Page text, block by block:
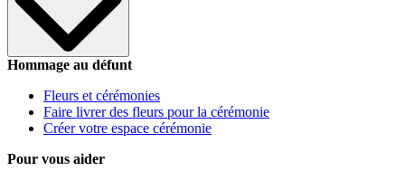
Hommage au défunt
Fleurs et cérémonies
Faire livrer des fleurs pour la cérémonie
Créer votre espace cérémonie
Pour vous aider